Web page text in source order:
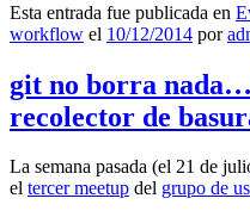
Esta entrada fue publicada en
workflow el 10/12/2014 por
git no borra nada…
recolector de
La semana pasada (el 21 de
el tercer meetup del grupo de